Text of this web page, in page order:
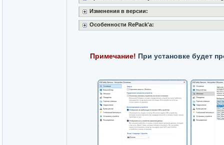
Изменения в версии:
Особенности RePack'a:
Примечание! При установке будет